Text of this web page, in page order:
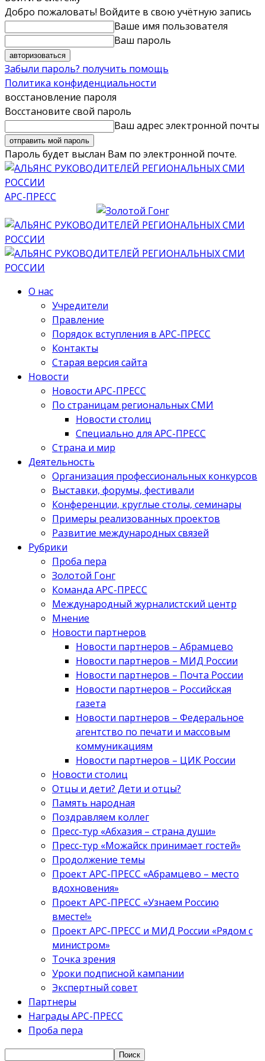
Добро пожаловать! Войдите в свою учётную запись
Ваше имя пользователя
Ваш пароль
Забыли пароль? получить помощь
Политика конфиденциальности
восстановление пароля
Восстановите свой пароль
Ваш адрес электронной почты
Пароль будет выслан Вам по электронной почте.
АРС-ПРЕСС
О нас
Учредители
Правление
Порядок вступления в АРС-ПРЕСС
Контакты
Старая версия сайта
Новости
Новости АРС-ПРЕСС
По страницам региональных СМИ
Новости столиц
Специально для АРС-ПРЕСС
Страна и мир
Деятельность
Организация профессиональных конкурсов
Выставки, форумы, фестивали
Конференции, круглые столы, семинары
Примеры реализованных проектов
Развитие международных связей
Рубрики
Проба пера
Золотой Гонг
Команда АРС-ПРЕСС
Международный журналистский центр
Мнение
Новости партнеров
Новости партнеров – Абрамцево
Новости партнеров – МИД России
Новости партнеров – Почта России
Новости партнеров – Российская
газета
Новости партнеров – Федеральное
агентство по печати и массовым
коммуникациям
Новости партнеров – ЦИК России
Новости столиц
Отцы и дети? Дети и отцы?
Память народная
Поздравляем коллег
Пресс-тур «Абхазия – страна души»
Пресс-тур «Можайск принимает гостей»
Продолжение темы
Проект АРС-ПРЕСС «Абрамцево – место
вдохновения»
Проект АРС-ПРЕСС «Узнаем Россию
вместе!»
Проект АРС-ПРЕСС и МИД России «Рядом с
министром»
Точка зрения
Уроки подписной кампании
Экспертный совет
Партнеры
Награды АРС-ПРЕСС
Проба пера